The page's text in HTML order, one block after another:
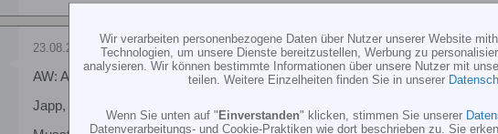
23.08.2010, 12:15
AW: Als Modellflieger alleine auf nem Flugplatzfest
Japp, war wirklich schön. Aber auch anstrengend.
Wir verarbeiten personenbezogene Daten über Nutzer unserer Website
Technologien, um unsere Dienste bereitzustellen, Werbung zu
analysieren. Wir können bestimmte Informationen über unsere Nutzer mit
teilen. Weitere Einzelheiten finden Sie in unserer
Wenn Sie unten auf "Einverstanden" klicken, stimmen Sie unserer
Datenverarbeitungs- und Cookie-Praktiken wie dort beschrieben zu. Sie